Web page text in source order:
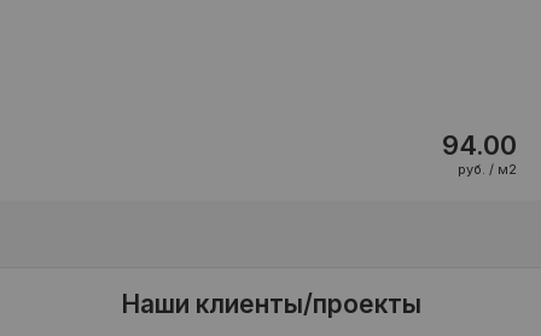
94.00
руб. / м2
Наши клиенты/проекты